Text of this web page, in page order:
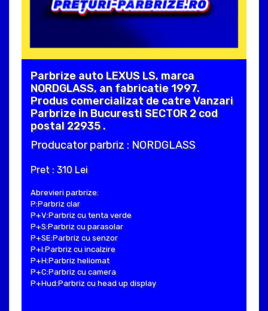
Parbrize auto LEXUS LS, marca
NORDGLASS, an fabricatie 1997.
Produs comercializat de catre Vanzari
Parbrize in Bucuresti SECTOR 2 cod
postal 22935 .
Producator parbriz : NORDGLASS
Pret : 310 Lei
Abrevieri parbrize:
P:Parbriz clar
P+V:Parbriz cu tenta verde
P+S:Parbriz cu parasolar
P+SE:Parbriz cu senzor
P+I:Parbriz cu incalzire
P+H:Parbriz heliomat
P+C:Parbriz cu camera
P+Hud:Parbriz cu head up display